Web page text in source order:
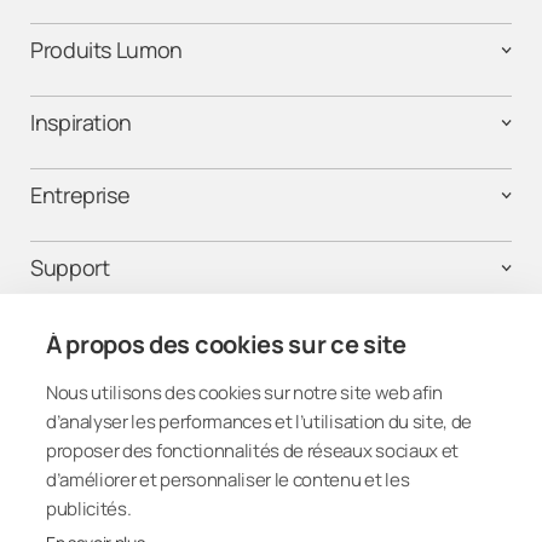
À propos des cookies sur ce site
Nous utilisons des cookies sur notre site web afin
d’analyser les performances et l’utilisation du site, de
proposer des fonctionnalités de réseaux sociaux et
d’améliorer et personnaliser le contenu et les
publicités.
Corse
Hauts-de-France
Île-de-France
Occitanie
Pays-de-la-Loire
Produits Lumon
Inspiration
Entreprise
Support
Légal
Connectez-vous